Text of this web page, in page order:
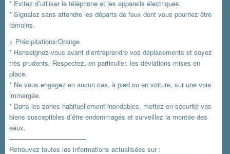
* Evitez d’utiliser le téléphone et les appareils électriques.
* Signalez sans attendre les départs de feux dont vous pourriez être
témoins.
> Précipitations/Orange
* Renseignez-vous avant d’entreprendre vos déplacements et soyez
très prudents. Respectez, en particulier, les déviations mises en
place.
* Ne vous engagez en aucun cas, à pied ou en voiture, sur une voie
immergée.
* Dans les zones habituellement inondables, mettez en sécurité vos
biens susceptibles d’être endommagés et surveillez la montée des
eaux.
———————————–
Retrouvez toutes les informations actualisées sur :